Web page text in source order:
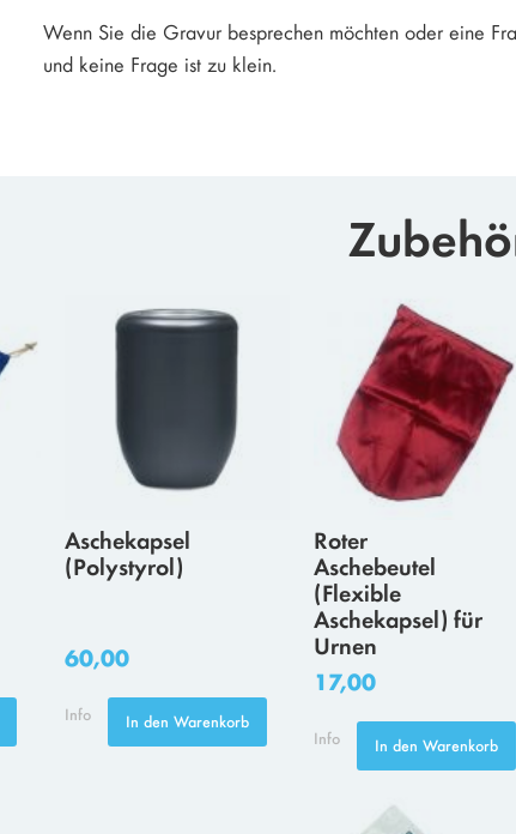
Wenn Sie die Gravur besprechen möchten oder eine
und keine Frage ist zu klein.
Aschekapsel
(Polystyrol)
60,00
Info In den Warenkorb
Roter
Aschebeutel
(Flexible
Aschekapsel) für
Urnen
17,00
Info In den Warenkorb